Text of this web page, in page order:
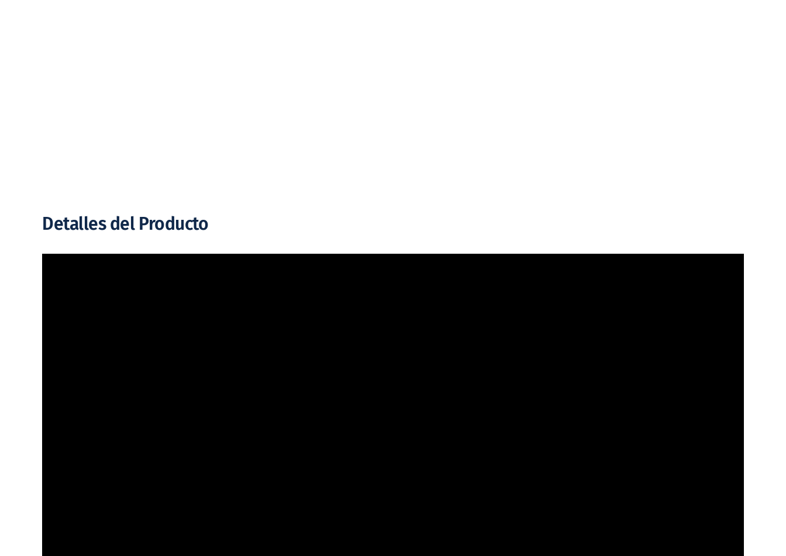
Detalles del Producto